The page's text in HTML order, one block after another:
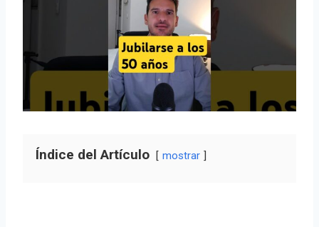
Índice del Artículo mostrar